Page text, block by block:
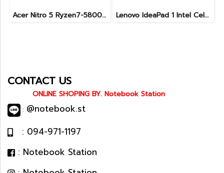
Acer Nitro 5 Ryzen7-5800H RTX-3060(6GB) Ram16 SSD512 จอ15.6 FHD 144Hz เกมมิ่งสเปคสูง เครื่องพร้อมใช้งาน ราคาสุดคุ้มเพียง 19,900.- Lenovo IdeaPad 1 Intel Celeron N4020 Ram4 SSD256GB จอ14.0 HD หน้าจอเล็กเหมาะแก่การพกพา ใช้งานทั่วไป ราคาถูกมาก เพียง 3,900.- พร้อมใช้งาน(สินค้ามีตำหนิขายถูกประกันร้าน7วัน)
CONTACT US
ONLINE SHOPING BY. Notebook Station
: @notebook.st
: 094-971-1197
: Notebook Station